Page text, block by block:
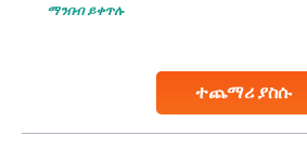
ተጨማሪ ያስሱ
make all the difference. India has
ማንበብ ይቀጥሉ